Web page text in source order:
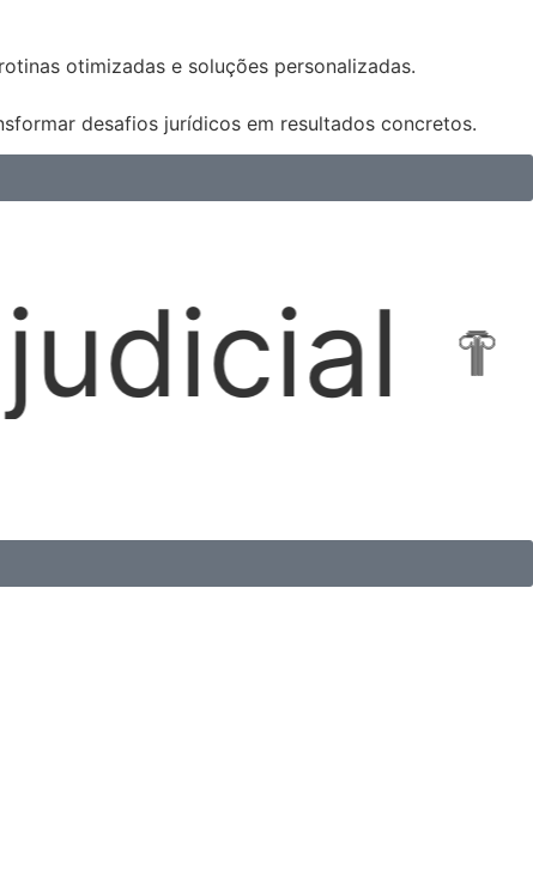
otimizadas e soluções personalizadas.
desafios jurídicos em resultados concretos.